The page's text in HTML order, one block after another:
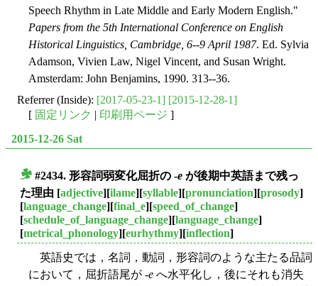
Speech Rhythm in Late Middle and Early Modern English."
Papers from the 5th International Conference on English
Historical Linguistics, Cambridge, 6--9 April 1987. Ed. Sylvia
Adamson, Vivien Law, Nigel Vincent, and Susan Wright.
Amsterdam: John Benjamins, 1990. 313--36.
Referrer (Inside): [2017-05-23-1] [2015-12-28-1]
[ 固定リンク | 印刷用ページ ]
2015-12-26 Sat
#2434. 形容詞弱変化屈折の -e が後期中英語まで残っ
た理由 [adjective][ilame][syllable][pronunciation][prosody]
[language_change][final_e][speed_of_change]
[schedule_of_language_change][language_change]
[metrical_phonology][eurhythmy][inflection]
英語史では，名詞，動詞，形容詞のような主たる品詞
において，屈折語尾が -e へ水平化し，後にそれも消失